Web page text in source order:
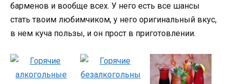
барменов и вообще всех. У него есть все шансы
стать твоим любимчиком, у него оригинальный вкус,
в нем куча пользы, и он прост в приготовлении.